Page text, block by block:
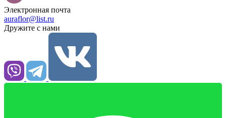
Электронная почта
auraflor@list.ru
Дружите с нами